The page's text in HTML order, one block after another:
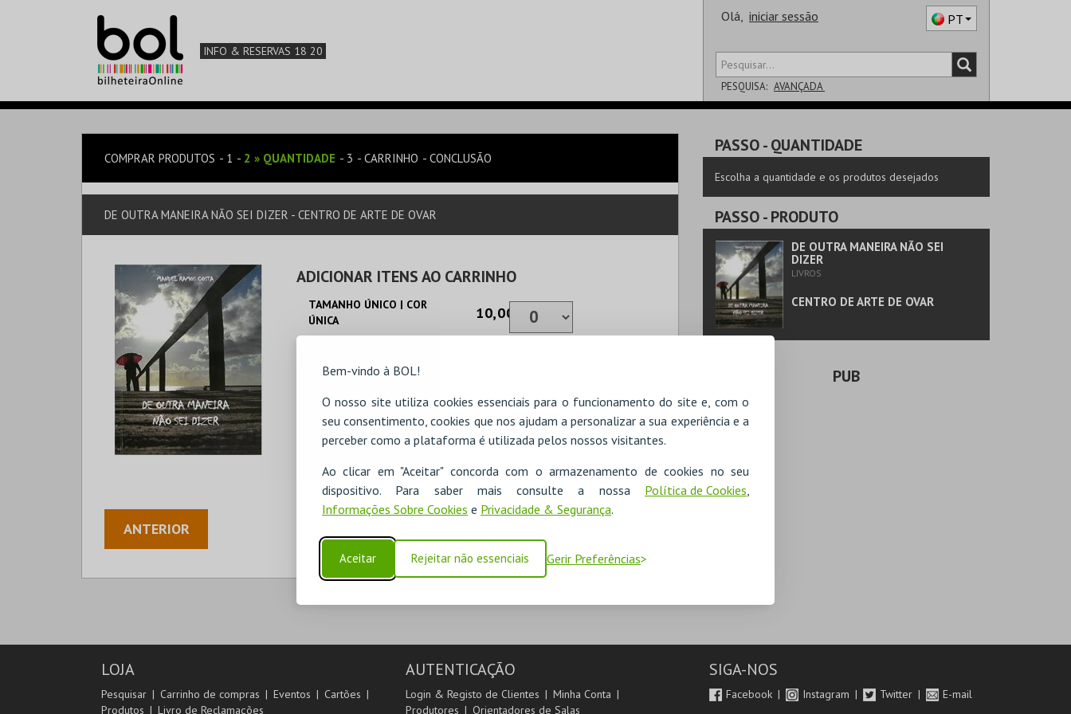
Bem-vindo à BOL!
O nosso site utiliza cookies essenciais para o funcionamento do site e, com o
seu consentimento, cookies que nos ajudam a personalizar a sua experiência e a
perceber como a plataforma é utilizada pelos nossos visitantes.
Ao clicar em "Aceitar" concorda com o armazenamento de cookies no seu
dispositivo. Para saber mais consulte a nossa Política de Cookies
Informações Sobre Cookies e Privacidade & Segurança.
Aceitar Rejeitar não essenciais Gerir Preferências
INFO & RESERVAS 18 20
Olá, iniciar sessão PT
PESQUISA: AVANÇADA
COMPRAR PRODUTOS 1 2 » QUANTIDADE 3 CARRINHO CONCLUSÃO
DE OUTRA MANEIRA NÃO SEI DIZER - CENTRO DE ARTE DE OVAR
ADICIONAR ITENS AO CARRINHO
TAMANHO ÚNICO | COR
ÚNICA
10,00€
ADICIONAR
ANTERIOR
PASSO- QUANTIDADE
Escolha a quantidade e os produtos desejados
PASSO- PRODUTO
DE OUTRA MANEIRA NÃO SEI
DIZER
LIVROS
CENTRO DE ARTE DE OVAR
PUB
LOJA
Pesquisar Carrinho de compras Eventos
Cartões
Produtos
Livro de Reclamações
AUTENTICAÇÃO
Login & Registo de Clientes
Minha Conta
Produtores
Orientadores de Salas
SIGA-NOS
Facebook Instagram Twitter E-mail